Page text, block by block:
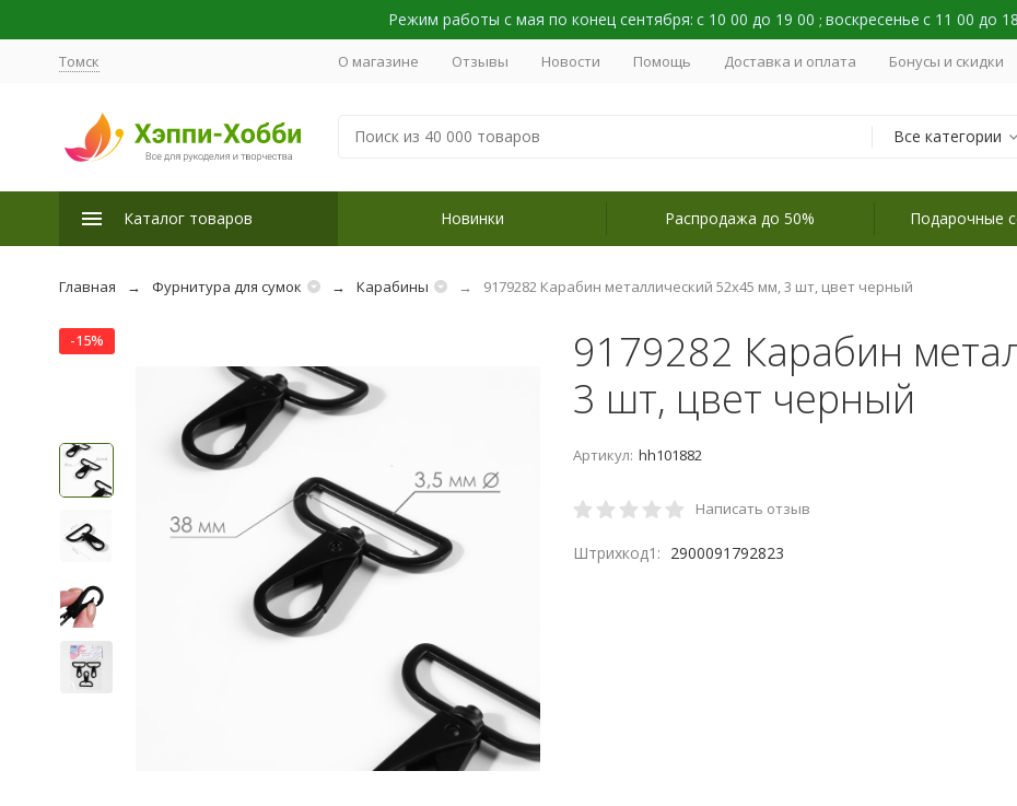
Режим работы с мая по конец сентября: с 10 00 до 19 00 ; воскресенье с 11 00 до
Томск О магазине Отзывы Новости Помощь Доставка и оплата Бонусы и скидки
Все категории
Каталог товаров Новинки Распродажа до 50% Подарочные
Главная Фурнитура для сумок Карабины 9179282 Карабин металлический 52х45 мм, 3 шт, цвет черный
-15%
9179282 Карабин
3 шт, цвет черный
Артикул: hh101882
Написать отзыв
Штрихкод1: 2900091792823